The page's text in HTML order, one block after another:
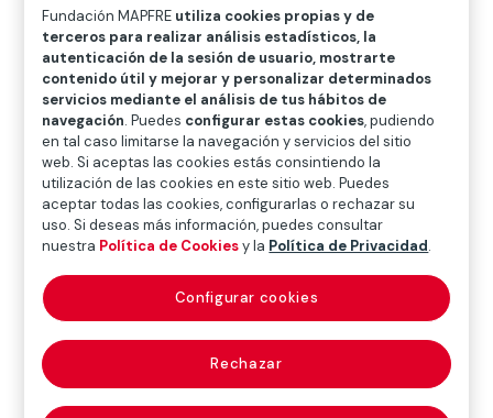
O
P Q R S T
U
V
W X Y Z
Diccionario de seguros
catástrofe
(catastrophe)
Suceso en el que se produce gran cantidad de daños
personales y materiales.
Fundación MAPFRE utiliza cookies propias y de
terceros para realizar análisis estadísticos, la
autenticación de la sesión de usuario, mostrarte
contenido útil y mejorar y personalizar determinados
servicios mediante el análisis de tus hábitos de
navegación. Puedes configurar estas cookies, pudiendo
en tal caso limitarse la navegación y servicios del sitio
web. Si aceptas las cookies estás consintiendo la
utilización de las cookies en este sitio web. Puedes
aceptar todas las cookies, configurarlas o rechazar su
uso. Si deseas más información, puedes consultar
nuestra Política de Cookiesy la Política de Privacidad.
Rechazar
Configurar cookies